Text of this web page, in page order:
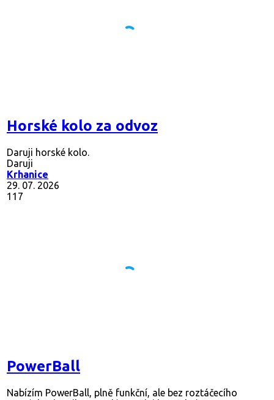
Horské kolo za odvoz
Daruji horské kolo.
Daruji
Krhanice
29. 07. 2026
117
PowerBall
Nabízím PowerBall, plně funkční, ale bez roztáčecího